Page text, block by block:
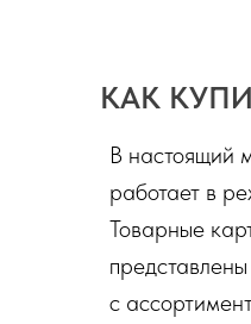
В настоящий
работает в
Товарные
с
КАК